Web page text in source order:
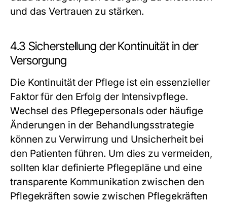
und das Vertrauen zu stärken.
4.3 Sicherstellung der Kontinuität in der
Versorgung
Die Kontinuität der Pflege ist ein essenzieller
Faktor für den Erfolg der Intensivpflege.
Wechsel des Pflegepersonals oder häufige
Änderungen in der Behandlungsstrategie
können zu Verwirrung und Unsicherheit bei
den Patienten führen. Um dies zu vermeiden,
sollten klar definierte Pflegepläne und eine
transparente Kommunikation zwischen den
Pflegekräften sowie zwischen Pflegekräften